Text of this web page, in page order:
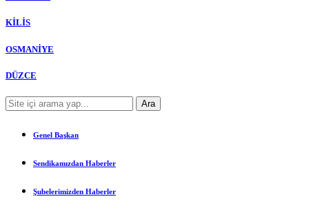
KİLİS
OSMANİYE
DÜZCE
Genel Başkan
Sendikamızdan Haberler
Şubelerimizden Haberler